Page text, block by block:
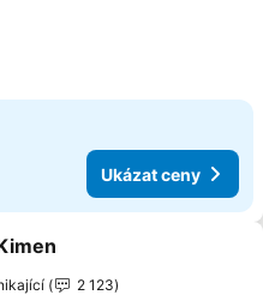
Ukázat ceny
na seznam oblíbených
2 123